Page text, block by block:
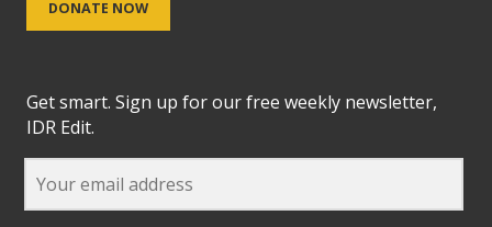
DONATE NOW
Get smart. Sign up for our free weekly newsletter,
IDR Edit.